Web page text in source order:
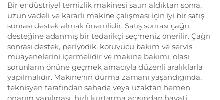
Bir endüstriyel temizlik makinesi satın aldıktan sonra,
uzun vadeli ve kararlı makine çalışması için iyi bir satış
sonrası destek almak önemlidir. Satış sonrası çağrı
desteğine adanmış bir tedarikçi seçmeniz önerilir. Çağrı
sonrası destek, periyodik, koruyucu bakım ve servis
muayenelerini içermelidir ve makine bakımı, olası
sorunların önüne geçmek amacıyla düzenli aralıklarla
yapılmalıdır. Makinenin durma zamanı yaşandığında,
teknisyen tarafından sahada veya uzaktan hemen
onarım yapılması, hızlı kurtarma açısından hayati